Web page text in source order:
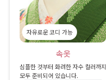
자유로운 코디 가능
속옷
심플한 것부터 화려한 자수 컬러까지
모두 준비되어 있습니다.